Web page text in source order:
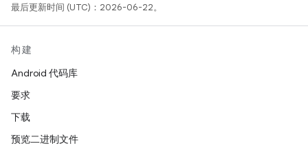
最后更新时间 (UTC)：2026-06-22。
构建
Android 代码库
要求
下载
预览二进制文件